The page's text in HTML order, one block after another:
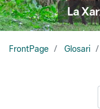
La
FrontPage Glosari